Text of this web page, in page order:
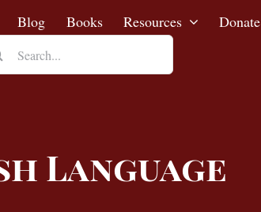
Blog Books Resources
Donate
Language